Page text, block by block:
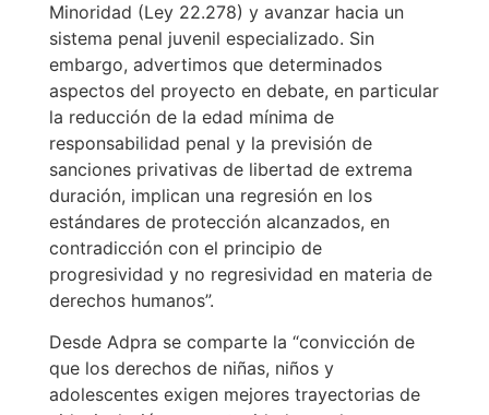
Minoridad (Ley 22.278) y avanzar hacia un
sistema penal juvenil especializado. Sin
embargo, advertimos que determinados
aspectos del proyecto en debate, en particular
la reducción de la edad mínima de
responsabilidad penal y la previsión de
sanciones privativas de libertad de extrema
duración, implican una regresión en los
estándares de protección alcanzados, en
contradicción con el principio de
progresividad y no regresividad en materia de
derechos humanos”.
Desde Adpra se comparte la “convicción de
que los derechos de niñas, niños y
adolescentes exigen mejores trayectorias de